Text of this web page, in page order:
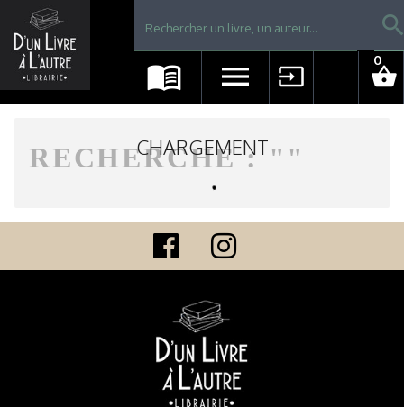
Librairie D'un livre à l'autre - Avranches
menu_book menu input shopping_basket
0
RECHERCHE : " "
CHARGEMENT